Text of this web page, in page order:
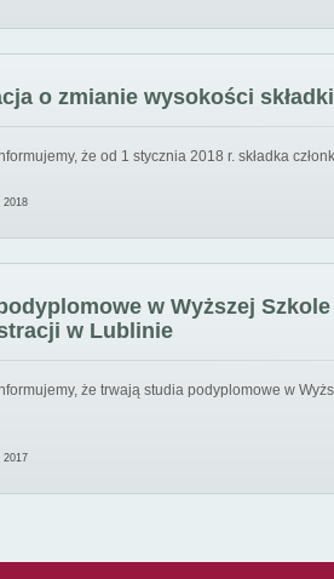
o zmianie wysokości
że od 1 stycznia 2018 r. składka
2018
w Wyższej
w Lublinie
że trwają studia podyplomowe w
2017